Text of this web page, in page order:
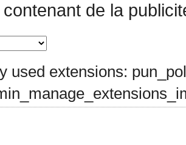
contenant de la
used extensions: